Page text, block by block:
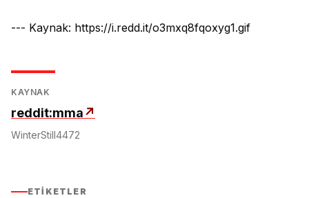
--- Kaynak: https://i.redd.it/o3mxq8fqoxyg1.gif
KAYNAK
reddit:mma↗
WinterStill4472
ETIKETLER